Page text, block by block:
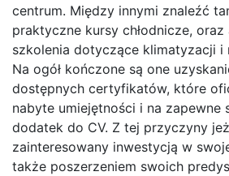
centrum. Między innymi znaleźć
praktyczne kursy chłodnicze,
szkolenia dotyczące klimatyzacji i
Na ogół kończone są one
dostępnych certyfikatów, które
nabyte umiejętności i na zapewne
dodatek do CV. Z tej przyczyny
zainteresowany inwestycją w
także poszerzeniem swoich